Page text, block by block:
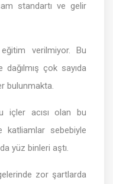
standartı ve gelir
verilmiyor. Bu
çok sayıda
bulunmakta.
içler acısı olan bu
katliamlar sebebiyle
da yüz binleri aştı.
zor şartlarda